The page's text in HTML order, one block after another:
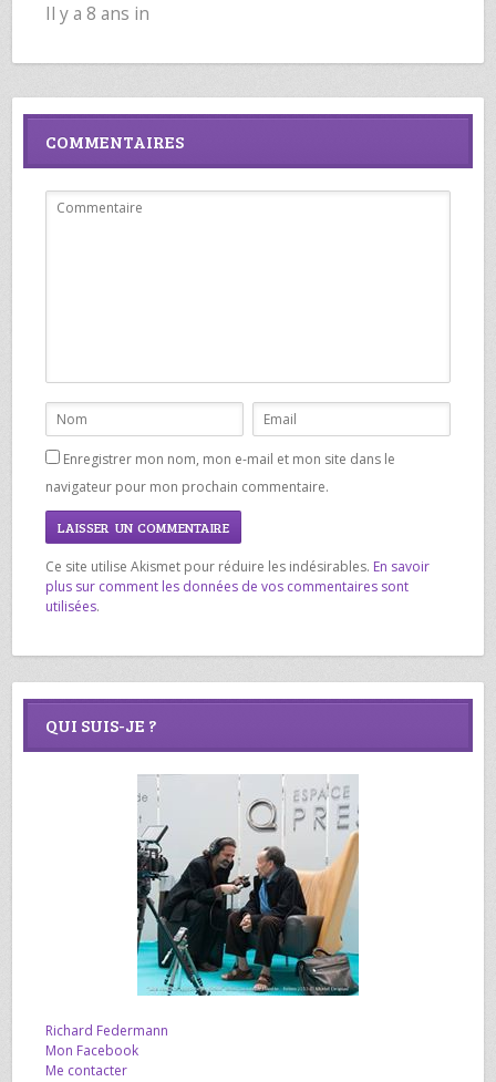
Il y a 8 ans in
COMMENTAIRES
Enregistrer mon nom, mon e-mail et mon site dans le
navigateur pour mon prochain commentaire.
Ce site utilise Akismet pour réduire les indésirables. En savoir
plus sur comment les données de vos commentaires sont
utilisées.
QUI SUIS-JE ?
Richard Federmann
Mon Facebook
Me contacter